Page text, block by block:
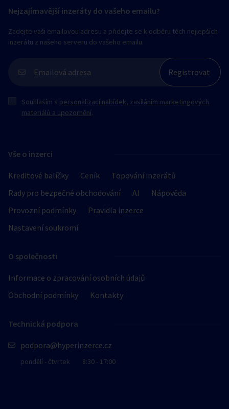
Vše o inzerci
Kreditové balíčky Ceník
Topování inzerátů
Rady pro bezpečné obchodování
AI
Nápověda
Provozní podmínky
Pravidla inzerce
Nastavení soukromí
O společnosti
Informace o zpracování osobních údajů
Obchodní podmínky
Kontakty
Technická podpora
podpora@hyperinzerce.cz
pondělí - čtvrtek 8:30 - 17:00
Nejzajímavější inzeráty do vašeho emailu?
Zadejte vaši emailovou adresu a přidejte se k odběru těch nejlepších
inzerátu z našeho serveru do vašeho emailu.
Souhlasím s personalizací nabídek, zasíláním marketingových
materiálů a upozornění.